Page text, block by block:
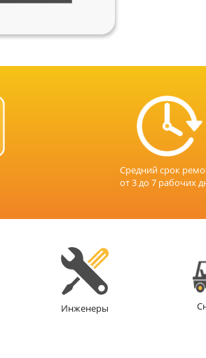
Средний срок
от 3 до 7 рабочих
Инженеры